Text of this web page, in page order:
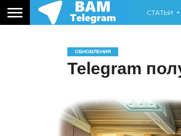
СТАТЬИ
ОБНОВЛЕНИЯ
Telegram